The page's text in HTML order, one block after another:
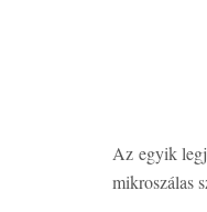
Az egyik
mikroszálas